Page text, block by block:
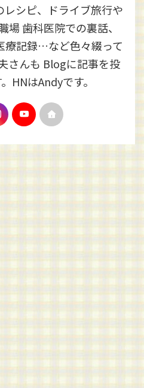
シピ、ドライブ旅行や
場 歯科医院での裏話、
療記録…など色々綴って
さんも Blogに記事を投
HNはAndyです。